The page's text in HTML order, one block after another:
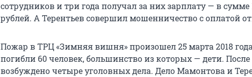
сотрудников и три года получал за них зарплату — в
рублей. А Терентьев совершил мошенничество с оплатой
Пожар в ТРЦ «Зимняя вишня» произошел 25 марта 2018
погибли 60 человек, большинство из которых — дети. После
возбуждено четыре уголовных дела. Дело Мамонтова и